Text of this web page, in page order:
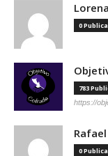
0
783
https://
0